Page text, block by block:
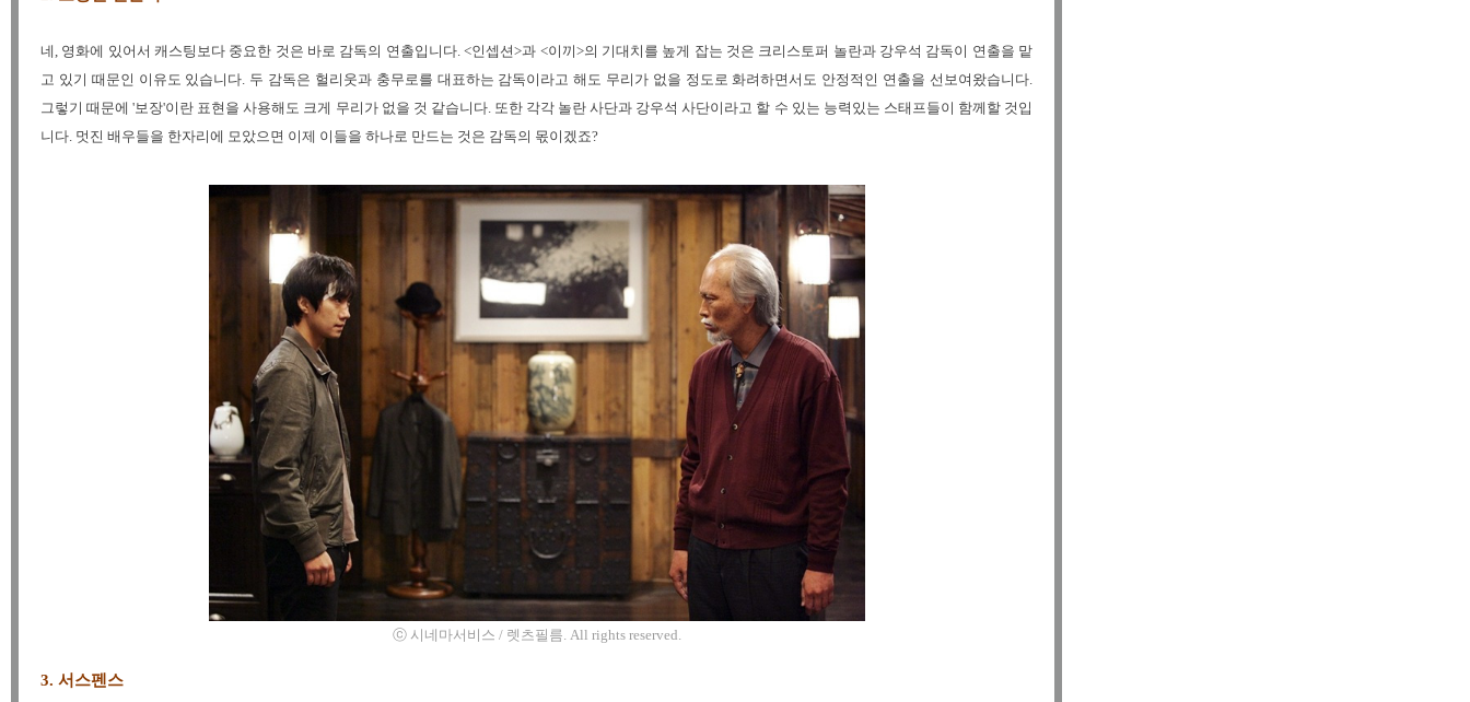
네, 영화에 있어서 캐스팅보다 중요한 것은 바로 감독의 연출입니다. <인셉션>과 <이끼>의 기대치를 높게 잡는 것은 크리스토퍼 놀란과 강우석 감독이 연출을 맡
고 있기 때문인 이유도 있습니다. 두 감독은 헐리웃과 충무로를 대표하는 감독이라고 해도 무리가 없을 정도로 화려하면서도 안정적인 연출을 선보여왔습니다.
그렇기 때문에 '보장'이란 표현을 사용해도 크게 무리가 없을 것 같습니다. 또한 각각 놀란 사단과 강우석 사단이라고 할 수 있는 능력있는 스태프들이 함께할 것입
니다. 멋진 배우들을 한자리에 모았으면 이제 이들을 하나로 만드는 것은 감독의 몫이겠죠?
ⓒ 시네마서비스 / 렛츠필름. All rights reserved.
3. 서스펜스